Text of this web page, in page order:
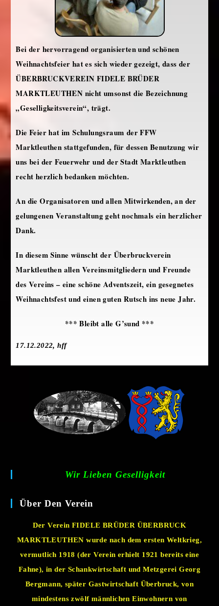
Bei der hervorragend organisierten und schönen
Weihnachtsfeier hat es sich wieder gezeigt, dass der
ÜBERBRUCKVEREIN FIDELE BRÜDER
MARKTLEUTHEN nicht umsonst die Bezeichnung
„Geselligkeitsverein“, trägt.
Die Feier hat im Schulungsraum der FFW
Marktleuthen stattgefunden, für dessen Benutzung wir
uns bei der Feuerwehr und der Stadt Marktleuthen
recht herzlich bedanken möchten.
An die Organisatoren und allen Mitwirkenden, an der
gelungenen Veranstaltung geht nochmals ein herzlicher
Dank.
In diesem Sinne wünscht der Überbruckverein
Marktleuthen allen Vereinsmitgliedern und Freunde
des Vereins – eine schöne Adventszeit, ein gesegnetes
Weihnachtsfest und einen guten Rutsch ins neue Jahr.
*** Bleibt alle G’sund ***
17.12.2022, hff
Wir Lieben Geselligkeit
Über Den Verein
Der Verein FIDELE BRÜDER ÜBERBRUCK
MARKTLEUTHEN wurde nach dem ersten Weltkrieg,
vermutlich 1918 (der Verein erhielt 1921 bereits eine
Fahne), in der Schankwirtschaft und Metzgerei Georg
Bergmann, später Gastwirtschaft Überbruck, von
mindestens zwölf männlichen Einwohnern von